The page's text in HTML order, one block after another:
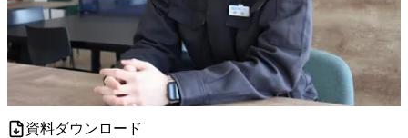
資料ダウンロード